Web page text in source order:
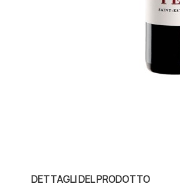
DETTAGLI DEL PRODOTTO